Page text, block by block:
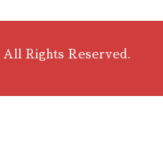
. All Rights Reserved.